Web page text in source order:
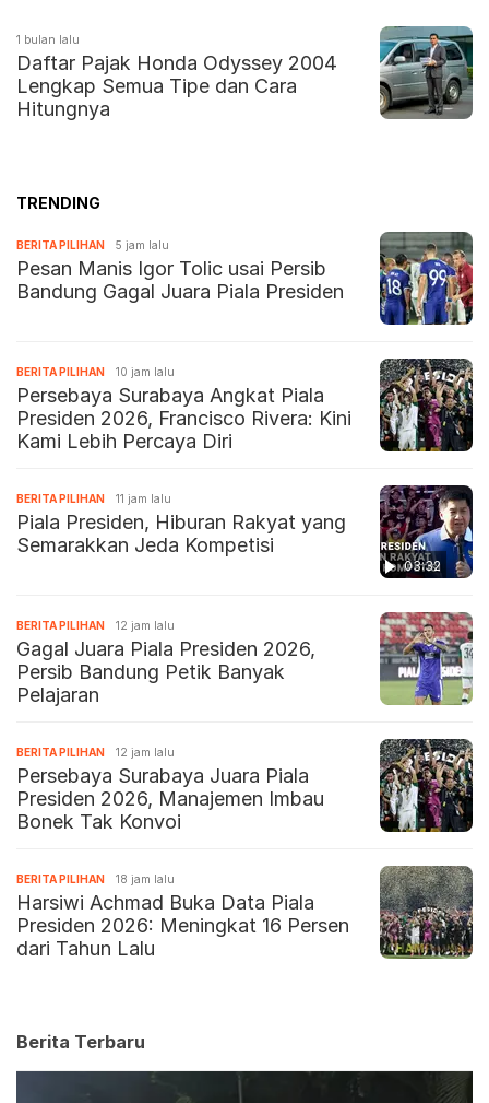
1 bulan lalu
Daftar Pajak Honda Odyssey 2004
Lengkap Semua Tipe dan Cara
Hitungnya
TRENDING
BERITA PILIHAN 5 jam lalu
Pesan Manis Igor Tolic usai Persib
Bandung Gagal Juara Piala Presiden
BERITA PILIHAN 10 jam lalu
Persebaya Surabaya Angkat Piala
Presiden 2026, Francisco Rivera: Kini
Kami Lebih Percaya Diri
03:32
BERITA PILIHAN 11 jam lalu
Piala Presiden, Hiburan Rakyat yang
Semarakkan Jeda Kompetisi
BERITA PILIHAN 12 jam lalu
Gagal Juara Piala Presiden 2026,
Persib Bandung Petik Banyak
Pelajaran
BERITA PILIHAN 12 jam lalu
Persebaya Surabaya Juara Piala
Presiden 2026, Manajemen Imbau
Bonek Tak Konvoi
BERITA PILIHAN 18 jam lalu
Harsiwi Achmad Buka Data Piala
Presiden 2026: Meningkat 16 Persen
dari Tahun Lalu
Berita Terbaru